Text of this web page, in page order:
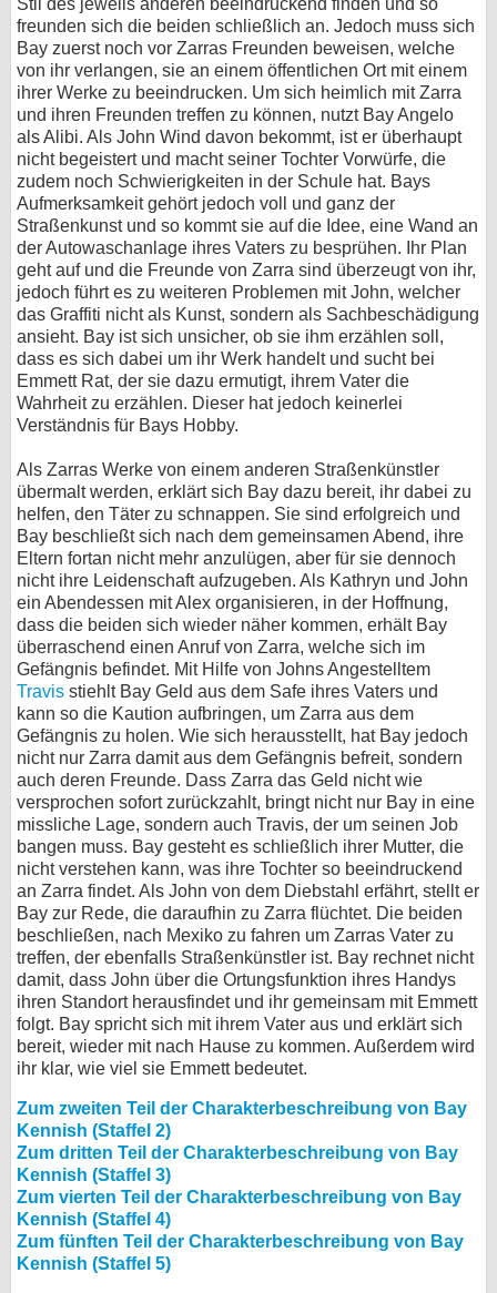
Stil des jeweils anderen beeindruckend finden und so
freunden sich die beiden schließlich an. Jedoch muss sich
Bay zuerst noch vor Zarras Freunden beweisen, welche
von ihr verlangen, sie an einem öffentlichen Ort mit einem
ihrer Werke zu beeindrucken. Um sich heimlich mit Zarra
und ihren Freunden treffen zu können, nutzt Bay Angelo
als Alibi. Als John Wind davon bekommt, ist er überhaupt
nicht begeistert und macht seiner Tochter Vorwürfe, die
zudem noch Schwierigkeiten in der Schule hat. Bays
Aufmerksamkeit gehört jedoch voll und ganz der
Straßenkunst und so kommt sie auf die Idee, eine Wand an
der Autowaschanlage ihres Vaters zu besprühen. Ihr Plan
geht auf und die Freunde von Zarra sind überzeugt von ihr,
jedoch führt es zu weiteren Problemen mit John, welcher
das Graffiti nicht als Kunst, sondern als Sachbeschädigung
ansieht. Bay ist sich unsicher, ob sie ihm erzählen soll,
dass es sich dabei um ihr Werk handelt und sucht bei
Emmett Rat, der sie dazu ermutigt, ihrem Vater die
Wahrheit zu erzählen. Dieser hat jedoch keinerlei
Verständnis für Bays Hobby.
Als Zarras Werke von einem anderen Straßenkünstler
übermalt werden, erklärt sich Bay dazu bereit, ihr dabei zu
helfen, den Täter zu schnappen. Sie sind erfolgreich und
Bay beschließt sich nach dem gemeinsamen Abend, ihre
Eltern fortan nicht mehr anzulügen, aber für sie dennoch
nicht ihre Leidenschaft aufzugeben. Als Kathryn und John
ein Abendessen mit Alex organisieren, in der Hoffnung,
dass die beiden sich wieder näher kommen, erhält Bay
überraschend einen Anruf von Zarra, welche sich im
Gefängnis befindet. Mit Hilfe von Johns Angestelltem
Travis stiehlt Bay Geld aus dem Safe ihres Vaters und
kann so die Kaution aufbringen, um Zarra aus dem
Gefängnis zu holen. Wie sich herausstellt, hat Bay jedoch
nicht nur Zarra damit aus dem Gefängnis befreit, sondern
auch deren Freunde. Dass Zarra das Geld nicht wie
versprochen sofort zurückzahlt, bringt nicht nur Bay in eine
missliche Lage, sondern auch Travis, der um seinen Job
bangen muss. Bay gesteht es schließlich ihrer Mutter, die
nicht verstehen kann, was ihre Tochter so beeindruckend
an Zarra findet. Als John von dem Diebstahl erfährt, stellt er
Bay zur Rede, die daraufhin zu Zarra flüchtet. Die beiden
beschließen, nach Mexiko zu fahren um Zarras Vater zu
treffen, der ebenfalls Straßenkünstler ist. Bay rechnet nicht
damit, dass John über die Ortungsfunktion ihres Handys
ihren Standort herausfindet und ihr gemeinsam mit Emmett
folgt. Bay spricht sich mit ihrem Vater aus und erklärt sich
bereit, wieder mit nach Hause zu kommen. Außerdem wird
ihr klar, wie viel sie Emmett bedeutet.
Zum zweiten Teil der Charakterbeschreibung von Bay
Kennish (Staffel 2)
Zum dritten Teil der Charakterbeschreibung von Bay
Kennish (Staffel 3)
Zum vierten Teil der Charakterbeschreibung von Bay
Kennish (Staffel 4)
Zum fünften Teil der Charakterbeschreibung von Bay
Kennish (Staffel 5)